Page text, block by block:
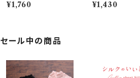
¥1,760 ¥1,430
セール中の商品